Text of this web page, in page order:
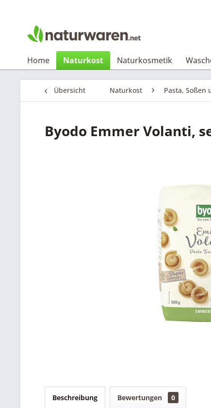
Home Naturkost Naturkosmetik
Übersicht Naturkost Pasta, Soßen
Byodo Emmer Volanti,
Beschreibung Bewertungen 0